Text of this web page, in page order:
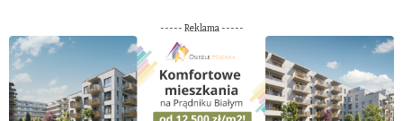
----- Reklama -----